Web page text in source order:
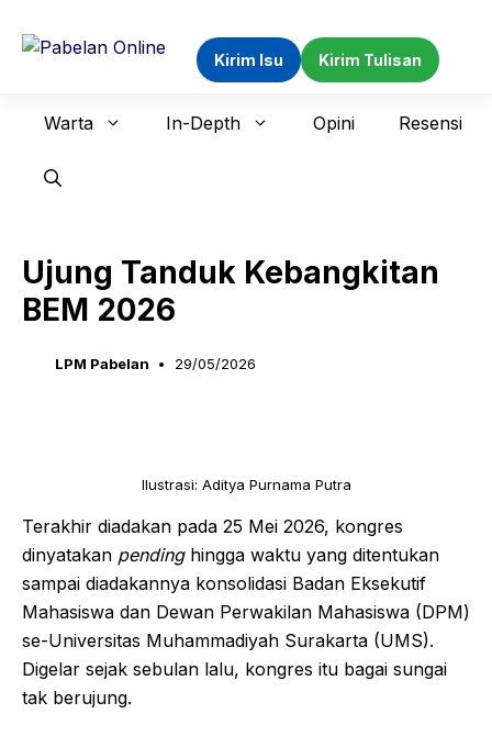
Kirim Isu Kirim Tulisan
Warta In-Depth Opini Resensi
Ujung Tanduk Kebangkitan
BEM 2026
LPM Pabelan 29/05/2026
Ilustrasi: Aditya Purnama Putra
Terakhir diadakan pada 25 Mei 2026, kongres
dinyatakan pendinghingga waktu yang ditentukan
sampai diadakannya konsolidasi Badan Eksekutif
Mahasiswa dan Dewan Perwakilan Mahasiswa (DPM)
se-Universitas Muhammadiyah Surakarta (UMS).
Digelar sejak sebulan lalu, kongres itu bagai sungai
tak berujung.